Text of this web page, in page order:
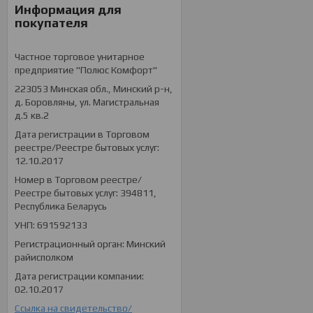
Информация для
покупателя
Частное торговое унитарное
предприятие "Полюс Комфорт"
223053 Минская обл., Минский р-н,
д. Боровляны, ул. Магистральная
д.5 кв.2
Дата регистрации в Торговом
реестре/Реестре бытовых услуг:
12.10.2017
Номер в Торговом реестре/
Реестре бытовых услуг: 394811,
Республика Беларусь
УНП: 691592133
Регистрационный орган: Минский
райисполком
Дата регистрации компании:
02.10.2017
Ссылка на свидетельство/